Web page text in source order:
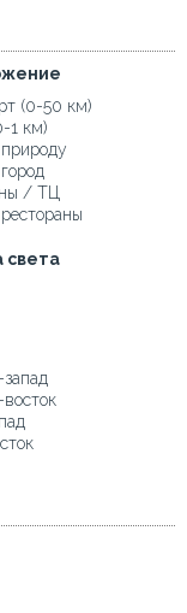
(0-50 км)
1 км)
/ ТЦ
света